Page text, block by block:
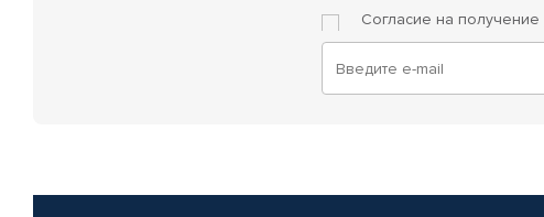
Согласие на получение